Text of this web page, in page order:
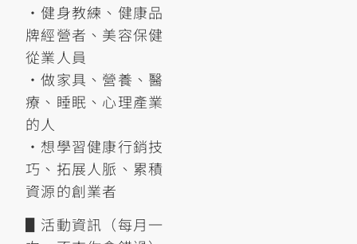
•健身教練、健康品
牌經營者、美容保健
從業人員
•做家具、營養、醫
療、睡眠、心理產業
的人
•想學習健康行銷技
巧、拓展人脈、累積
資源的創業者
▋活動資訊（每月一